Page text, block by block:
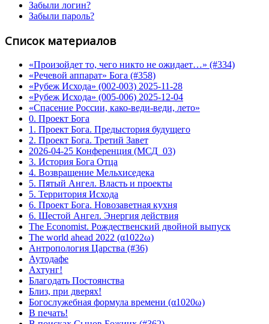
Забыли логин?
Забыли пароль?
Список материалов
«Произойдет то, чего никто не ожидает…» (#334)
«Речевой аппарат» Бога (#358)
«Рубеж Исхода» (002-003) 2025-11-28
«Рубеж Исхода» (005-006) 2025-12-04
«Спасение России, како-веди-веди, лето»
0. Проект Бога
1. Проект Бога. Предыстория будущего
2. Проект Бога. Третий Завет
2026-04-25 Конференция (МСД_03)
3. История Бога Отца
4. Возвращение Мельхиседека
5. Пятый Ангел. Власть и проекты
5. Территория Исхода
6. Проект Бога. Новозаветная кухня
6. Шестой Ангел. Энергия действия
The Economist. Рождественский двойной выпуск
The world ahead 2022 (α1022ω)
Антропология Царства (#36)
Аутодафе
Ахтунг!
Благодать Постоянства
Близ, при дверях!
Богослужебная формула времени (α1020ω)
В печать!